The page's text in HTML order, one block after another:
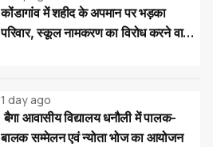
कोंडागांव में शहीद के अपमान पर भड़का
परिवार, स्कूल नामकरण का विरोध करने वालों
1 day ago
बैगा आवासीय विद्यालय धनौली में पालक-
बालक सम्मेलन एवं न्योता भोज का आयोजन